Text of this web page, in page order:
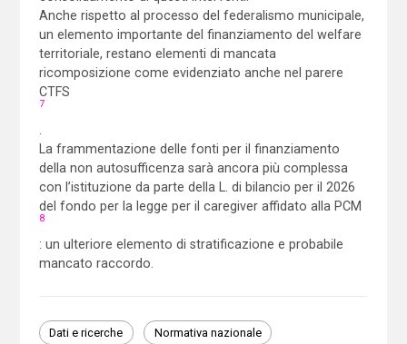
Anche rispetto al processo del federalismo municipale,
un elemento importante del finanziamento del welfare
territoriale, restano elementi di mancata
ricomposizione come evidenziato anche nel parere
CTFS
7
La frammentazione delle fonti per il finanziamento
della non autosufficenza sarà ancora più complessa
con l’istituzione da parte della L. di bilancio per il 2026
del fondo per la legge per il caregiver affidato alla PCM
8
: un ulteriore elemento di stratificazione e probabile
mancato raccordo.
Dati e ricerche Normativa nazionale